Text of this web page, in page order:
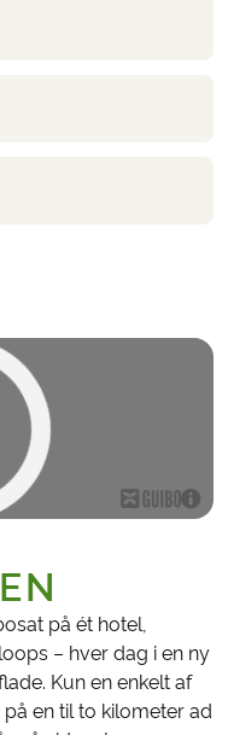
på ét hotel,
– hver dag i en ny
Kun en enkelt af
en til to kilometer ad